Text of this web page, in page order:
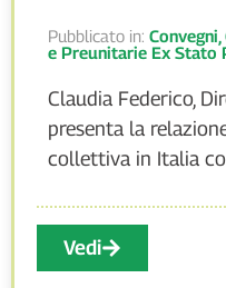
Pubblicato in: Convegni,
e Preunitarie Ex Stato
Claudia Federico,
presenta la
collettiva in Italia
Vedi